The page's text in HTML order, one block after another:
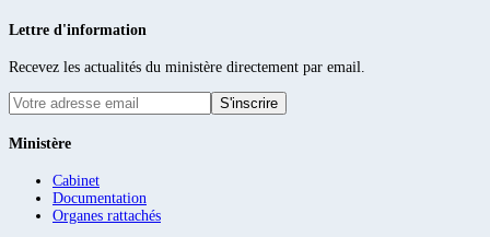
Lettre d'information
Recevez les actualités du ministère directement par email.
S'inscrire
Ministère
Cabinet
Documentation
Organes rattachés